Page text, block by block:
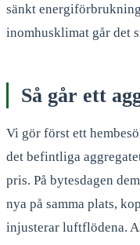
sänkt
inomhusklimat går det
Så går ett
Vi gör först ett
det befintliga
pris. På bytesdagen
nya på samma plats,
injusterar luftflödena.